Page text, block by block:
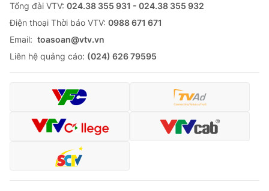
Góc doanh nghiệp
Truyền hình
Phim VTV
Giải trí
Đời sống
Làm đẹp
Chất lượng cuộc sống
Giáo dục
Học trực tuyến
Công nghệ
Tổng đài VTV: 024.38 355 931 - 024.38 355 932
Ðiện thoại Thời báo VTV: 0988 671 671
Email: toasoan@vtv.vn
Liên hệ quảng cáo: (024) 626 79595